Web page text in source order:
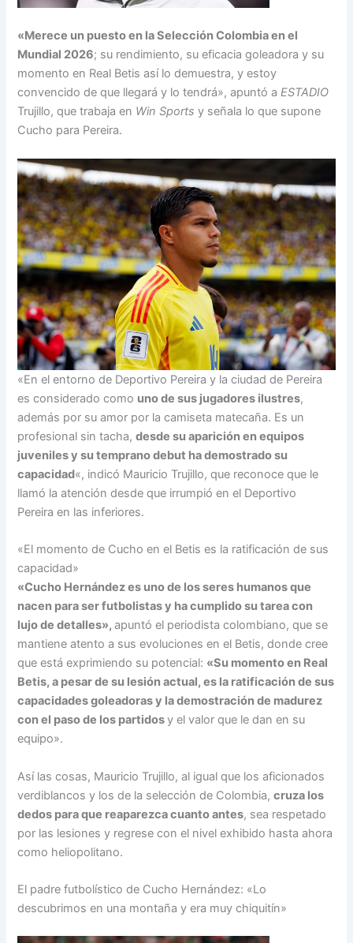
«Merece un puesto en la Selección Colombia en el
Mundial 2026; su rendimiento, su eficacia goleadora y su
momento en Real Betis así lo demuestra, y estoy
convencido de que llegará y lo tendrá», apuntó aESTADIO
Trujillo, que trabaja en Win Sportsy señala lo que supone
Cucho para Pereira.
«En el entorno de Deportivo Pereira y la ciudad de Pereira
es considerado como uno de sus jugadores ilustres,
además por su amor por la camiseta matecaña. Es un
profesional sin tacha,desde su aparición en equipos
juveniles y su temprano debut ha demostrado su
capacidad«, indicó Mauricio Trujillo, que reconoce que le
llamó la atención desde que irrumpió en el Deportivo
Pereira en las inferiores.
«El momento de Cucho en el Betis es la ratificación de sus
capacidad»
«Cucho Hernández es uno de los seres humanos que
nacen para ser futbolistas y ha cumplido su tarea con
lujo de detalles»,apuntó el periodista colombiano, que se
mantiene atento a sus evoluciones en el Betis, donde cree
que está exprimiendo su potencial: «Su momento en Real
Betis, a pesar de su lesión actual, es la ratificación de sus
capacidades goleadoras y la demostración de madurez
con el paso de los partidosy el valor que le dan en su
equipo».
Así las cosas, Mauricio Trujillo, al igual que los aficionados
verdiblancos y los de la selección de Colombia,cruza los
dedos para que reaparezca cuanto antes, sea respetado
por las lesiones y regrese con el nivel exhibido hasta ahora
como heliopolitano.
El padre futbolístico de Cucho Hernández: «Lo
descubrimos en una montaña y era muy chiquitín»